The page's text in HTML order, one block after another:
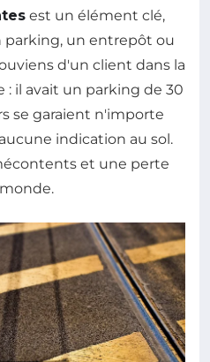
est un élément clé,
parking, un entrepôt ou
d'un client dans la
: il avait un parking de 30
se garaient n'importe
indication au sol.
et une perte